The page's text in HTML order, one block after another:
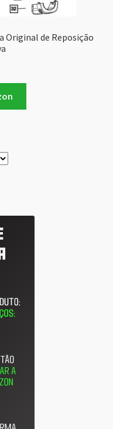
Original de Reposição